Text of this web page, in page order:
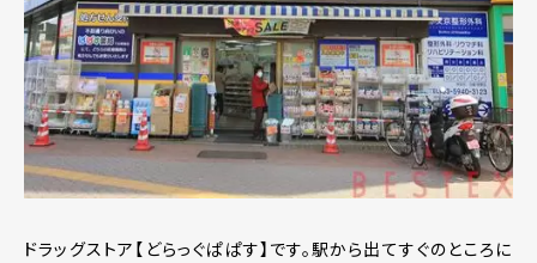
ドラッグストア【どらっぐぱぱす】です。駅から出てすぐのところに